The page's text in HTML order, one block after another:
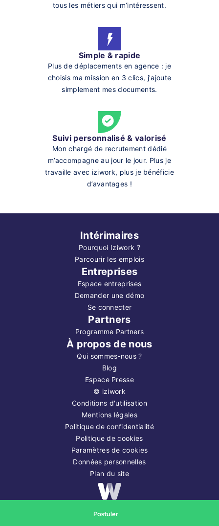
Postuler
tous les métiers qui m’intéressent.
Simple & rapide
Plus de déplacements en agence : je
choisis ma mission en 3 clics, j'ajoute
simplement mes documents.
Suivi personnalisé & valorisé
Mon chargé de recrutement dédié
m’accompagne au jour le jour. Plus je
travaille avec iziwork, plus je bénéficie
d’avantages !
Intérimaires
Pourquoi Iziwork ?
Parcourir les emplois
Entreprises
Espace entreprises
Demander une démo
Se connecter
Partners
Programme Partners
À propos de nous
Qui sommes-nous ?
Blog
Espace Presse
© iziwork
Conditions d'utilisation
Mentions légales
Politique de confidentialité
Politique de cookies
Paramètres de cookies
Données personnelles
Plan du site